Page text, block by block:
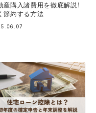
産購入諸費用を徹底解説！
節約する方法